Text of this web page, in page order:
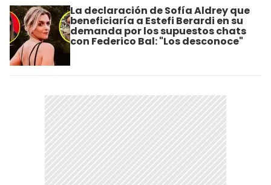
La declaración de Sofía Aldrey que
beneficiaría a Estefi Berardi en su
demanda por los supuestos chats
con Federico Bal: "Los desconoce"